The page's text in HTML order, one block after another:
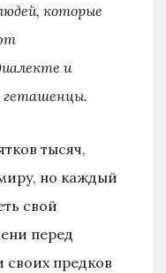
которые
и
геташенцы.
тысяч,
но каждый
свой
перед
предков